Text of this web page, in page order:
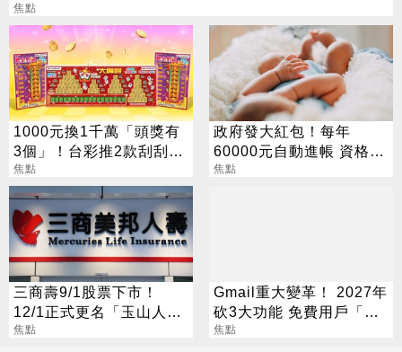
焦點
1000元換1千萬「頭獎有
3個」！台彩推2款刮刮樂
總獎金逾33億
焦點
政府發大紅包！每年
60000元自動進帳 資格一
次看
焦點
三商壽9/1股票下市！
12/1正式更名「玉山人
壽」
焦點
Gmail重大變革！ 2027年
砍3大功能 免費用戶「這
好康」不能用了
焦點